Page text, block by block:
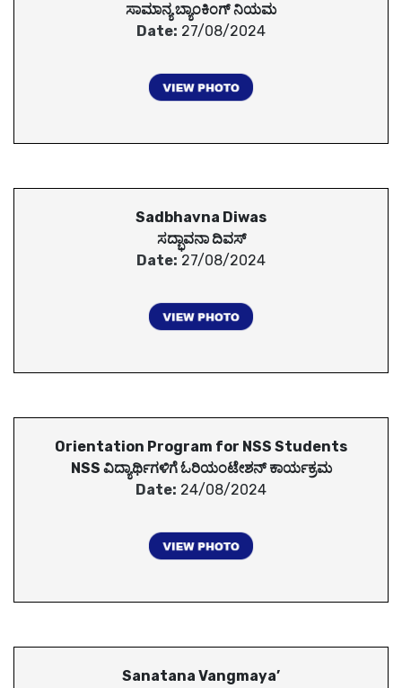
ಸಾಮಾನ್ಯ ಬ್ಯಾಂಕಿಂಗ್ ನಿಯಮ
Date: 27/08/2024
Sadbhavna Diwas
ಸದ್ಭಾವನಾ ದಿವಸ್
Date: 27/08/2024
Orientation Program for NSS Students
NSS ವಿದ್ಯಾರ್ಥಿಗಳಿಗೆ ಓರಿಯಂಟೇಶನ್ ಕಾರ್ಯಕ್ರಮ
Date: 24/08/2024
Sanatana Vangmaya’